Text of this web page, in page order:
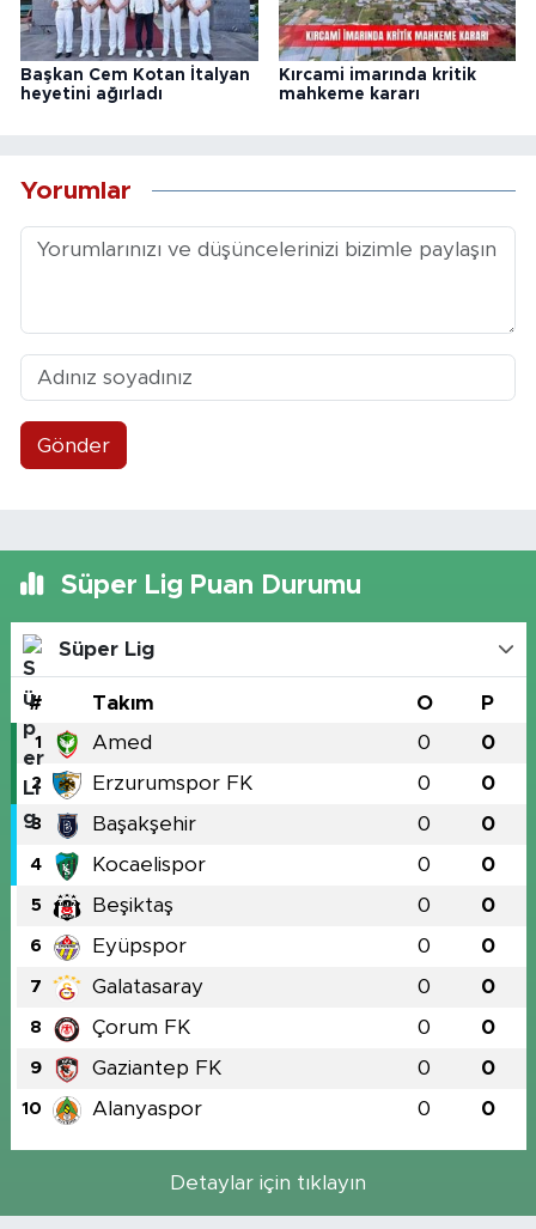
Başkan Cem Kotan İtalyan
heyetini ağırladı
Kırcami imarında kritik
mahkeme kararı
Yorumlar
Gönder
Süper Lig Puan Durumu
Süper Lig
# Takım O P
1 Amed 0 0
2 Erzurumspor FK 0 0
3 Başakşehir 0 0
4 Kocaelispor 0 0
5 Beşiktaş 0 0
6 Eyüpspor 0 0
7 Galatasaray 0 0
8 Çorum FK 0 0
9 Gaziantep FK 0 0
10 Alanyaspor 0 0
Detaylar için tıklayın